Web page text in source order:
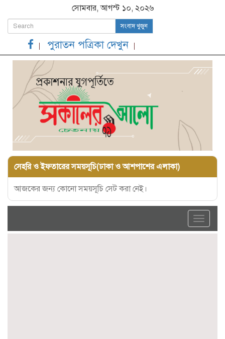
সোমবার, আগস্ট ১০, ২০২৬
সংবাদ খুজুন
পুরাতন পত্রিকা দেখুন
সেহরি ও ইফতারের সময়সূচি(ঢাকা ও আশপাশের এলাকা)
আজকের জন্য কোনো সময়সূচি সেট করা নেই।
Toggle